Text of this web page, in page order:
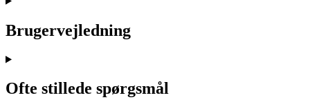
Brugervejledning
Ofte stillede spørgsmål